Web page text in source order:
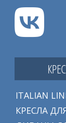
ITALIAN
КРЕСЛА